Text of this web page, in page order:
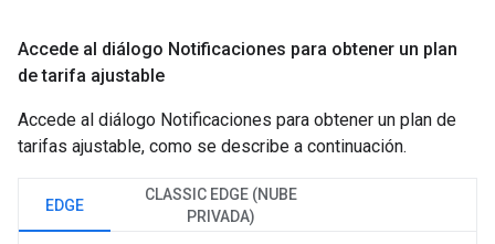
Accede al diálogo Notificaciones para obtener un plan
de tarifa ajustable
Accede al diálogo Notificaciones para obtener un plan de
tarifas ajustable, como se describe a continuación.
EDGE
CLASSIC EDGE (NUBE
PRIVADA)